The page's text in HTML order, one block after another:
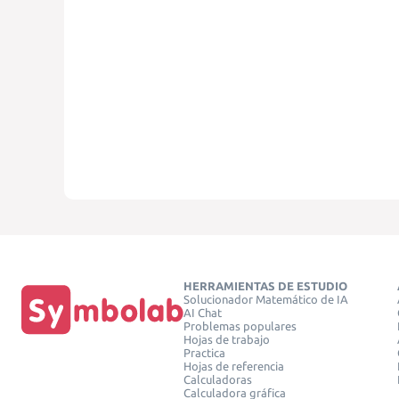
HERRAMIENTAS DE ESTUDIO
Solucionador Matemático de IA
AI Chat
Problemas populares
Hojas de trabajo
Practica
Hojas de referencia
Calculadoras
Calculadora gráfica